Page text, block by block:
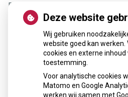
De tandarts probeert te
vandaan komen. Hij zal uw gebit,
kauwspieren daarom uitgebreid
tanden en kiezen opvallend zijn
op elkaar passen. De tandarts let
kaakgewricht en onderzoekt of
functioneert. Zo test hij
kunt openen. Ook zal uw tandarts
last heeft van lichamelijke
Deze website
Wij gebruiken
website goed kan werken.
cookies en externe inhoud
toestemming.
Voor analytische cookies
Matomo en Google
werken wij samen met